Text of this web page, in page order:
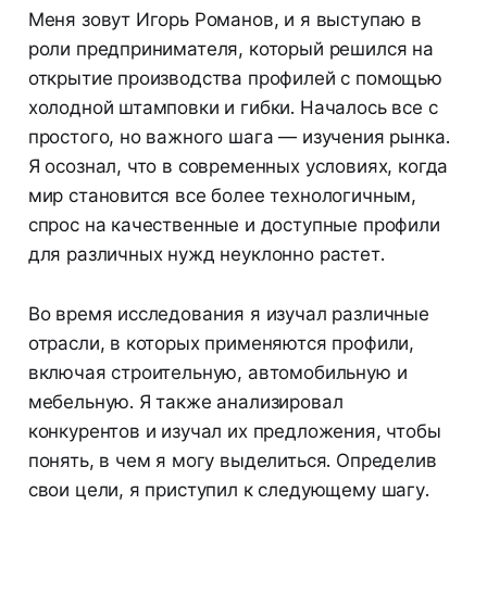
Меня зовут Игорь Романов, и я выступаю в
роли предпринимателя, который решился на
открытие производства профилей с помощью
холодной штамповки и гибки. Началось все с
простого, но важного шага — изучения рынка.
Я осознал, что в современных условиях, когда
мир становится все более технологичным,
спрос на качественные и доступные профили
для различных нужд неуклонно растет.
Во время исследования я изучал различные
отрасли, в которых применяются профили,
включая строительную, автомобильную и
мебельную. Я также анализировал
конкурентов и изучал их предложения, чтобы
понять, в чем я могу выделиться. Определив
свои цели, я приступил к следующему шагу.